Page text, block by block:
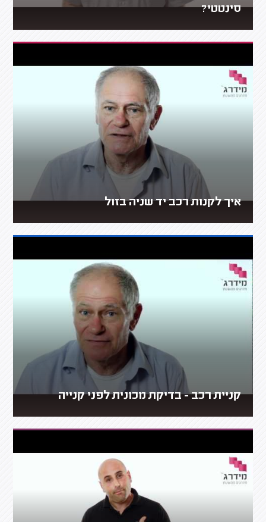
סינטטי?
איך לקנות רכב יד שניה בזול
קניית רכב - בדיקת מכונית לפני קנייה